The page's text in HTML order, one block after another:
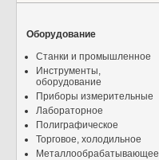
Оборудование
Станки и промышленное
Инструменты,
оборудование
Приборы измерительные
Лабораторное
Полиграфическое
Торговое, холодильное
Металлообрабатывающее